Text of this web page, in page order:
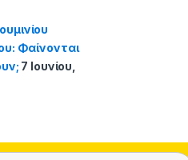
Φαίνονται
7 Ιουνίου,